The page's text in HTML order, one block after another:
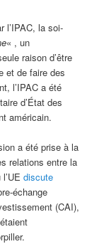
l’IPAC, la soi-
« , un
raison d’être
et de faire des
l’IPAC a été
d’État des
américain.
a été prise à la
relations entre la
l’UEdiscute
échange
(CAI),